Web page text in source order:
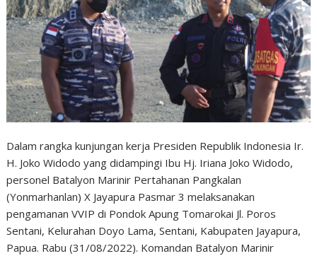
Dalam rangka kunjungan kerja Presiden Republik Indonesia Ir.
H. Joko Widodo yang didampingi Ibu Hj. Iriana Joko Widodo,
personel Batalyon Marinir Pertahanan Pangkalan
(Yonmarhanlan) X Jayapura Pasmar 3 melaksanakan
pengamanan VVIP di Pondok Apung Tomarokai Jl. Poros
Sentani, Kelurahan Doyo Lama, Sentani, Kabupaten Jayapura,
Papua. Rabu (31/08/2022). Komandan Batalyon Marinir